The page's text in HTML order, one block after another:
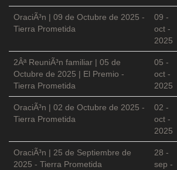
OraciÃ³n | 09 de Octubre de 2025 -
Tierra Prometida
09 -
oct -
2025
2Âª ReuniÃ³n familiar | 05 de
Octubre de 2025 | El Premio -
Tierra Prometida
05 -
oct -
2025
OraciÃ³n | 02 de Octubre de 2025 -
Tierra Prometida
02 -
oct -
2025
OraciÃ³n | 25 de Septiembre de
2025 - Tierra Prometida
28 -
sep -